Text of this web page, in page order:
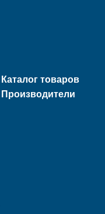
Каталог товаров
Производители